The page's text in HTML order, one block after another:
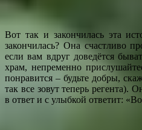
Вот так и закончилась эта
закончилась? Она счастливо
если вам вдруг доведётся
храм, непременно
понравится – будьте добры,
так все зовут теперь регента).
в ответ и с улыбкой ответит: